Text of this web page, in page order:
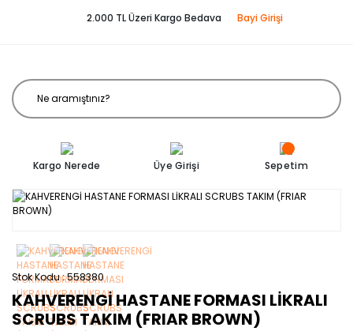
2.000 TL Üzeri Kargo Bedava Bayi Girişi
Kargo Nerede Üye Girişi Sepetim
Stok Kodu 558380
KAHVERENGİ HASTANE FORMASI LİKRALI
SCRUBS TAKIM (FRIAR BROWN)